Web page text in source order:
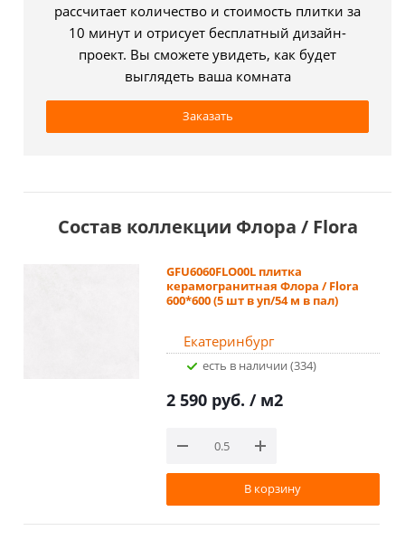
рассчитает количество и стоимость плитки за
10 минут и отрисует бесплатный дизайн-
проект. Вы сможете увидеть, как будет
выглядеть ваша комната
Заказать
Состав коллекции Флора / Flora
GFU6060FLO00L плитка
керамогранитная Флора / Flora
600*600 (5 шт в уп/54 м в пал)
Екатеринбург
Есть в наличии (334)
2 590 руб. / м2
В корзину